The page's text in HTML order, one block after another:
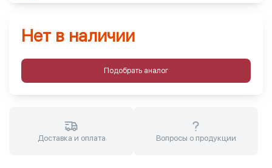
Нет в наличии
Подобрать аналог
Доставка и оплата Вопросы о продукции